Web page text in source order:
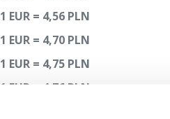
1 EUR = 4,56 PLN
1 EUR = 4,70 PLN
1 EUR = 4,75 PLN
1 EUR = 4,76 PLN